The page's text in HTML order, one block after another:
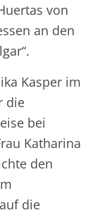
von
an den
Kasper im
die
bei
Katharina
den
die